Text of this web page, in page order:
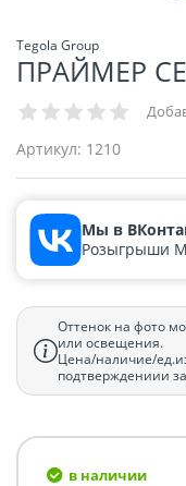
Tegola Group
ПРАЙМЕР
Артикул: 1210
Мы в
Розыгрыши
Оттенок на фото
или освещения.
Цена/наличие/
подтверждениии
в наличии